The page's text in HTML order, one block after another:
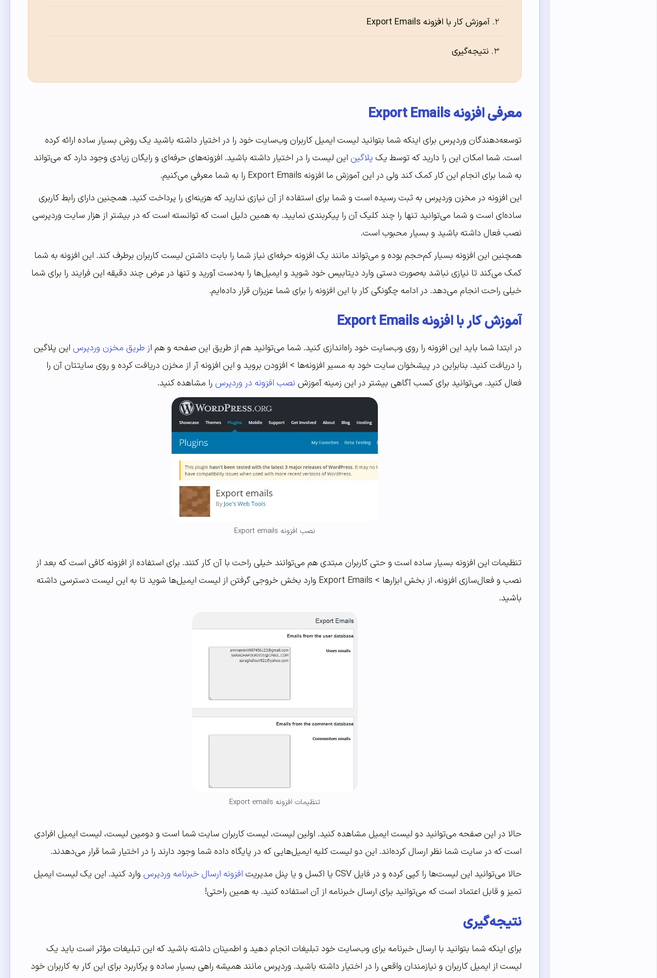
آموزش کار با افزونه Export Emails
نتیجه‌گیری
معرفی افزونه Export Emails
توسعه‌دهندگان وردپرس برای اینکه شما بتوانید لیست ایمیل کاربران وب‌سایت خود را در اختیار داشته باشید یک روش بسیار ساده ارائه کرده
است. شما امکان این را دارید که توسط یک پلاگین این لیست را در اختیار داشته باشید. افزونه‌های حرفه‌ای و رایگان زیادی وجود دارد که می‌تواند
به شما برای انجام این کار کمک کند ولی در این آموزش ما افزونه Export Emails را به شما معرفی می‌کنیم.
این افزونه در مخزن وردپرس به ثبت رسیده است و شما برای استفاده از آن نیازی ندارید که هزینه‌ای را پرداخت کنید. همچنین دارای رابط کاربری
ساده‌ای است و شما می‌توانید تنها را چند کلیک آن را پیکربندی نمایید. به همین دلیل است که توانسته است که در بیشتر از هزار سایت وردپرسی
نصب فعال داشته باشید و بسیار محبوب است.
همچنین این افزونه بسیار کم‌حجم بوده و می‌تواند مانند یک افزونه حرفه‌ای نیاز شما را بابت داشتن لیست کاربران برطرف کند. این افزونه به شما
کمک می‌کند تا نیازی نباشد به‌صورت دستی وارد دیتابیس خود شوید و ایمیل‌ها را به‌دست آورید و تنها در عرض چند دقیقه این فرایند را برای شما
خیلی راحت انجام می‌دهد. در ادامه چگونگی کار با این افزونه را برای شما عزیزان قرار داده‌ایم.
آموزش کار با افزونه Export Emails
در ابتدا شما باید این افزونه را روی وب‌سایت خود راه‌اندازی کنید. شما می‌توانید هم از طریق این صفحه و هم از طریق مخزن وردپرس این پلاگین
را دریافت کنید. بنابراین در پیشخوان سایت خود به مسیر افزونه‌ها > افزودن بروید و این افزونه آر از مخزن دریافت کرده و روی سایتتان آن را
فعال کنید. می‌توانید برای کسب آگاهی بیشتر در این زمینه آموزش نصب افزونه در وردپرس را مشاهده کنید.
نصب افزونه Export emails
تنظیمات این افزونه بسیار ساده است و حتی کاربران مبتدی هم می‌توانند خیلی راحت با آن کار کنند. برای استفاده از افزونه کافی است که بعد از
نصب و فعال‌سازی افزونه، از بخش ابزارها > Export Emails وارد بخش خروجی گرفتن از لیست ایمیل‌ها شوید تا به این لیست دسترسی داشته
باشید.
تنظیمات افزونه Export emails
حالا در این صفحه می‌توانید دو لیست ایمیل مشاهده کنید. اولین لیست، لیست کاربران سایت شما است و دومین لیست، لیست ایمیل افرادی
است که در سایت شما نظر ارسال کرده‌اند. این دو لیست کلیه ایمیل‌هایی که در پایگاه داده شما وجود دارند را در اختیار شما قرار می‌دهدند.
حالا می‌توانید این لیست‌ها را کپی کرده و در فایل CSV یا اکسل و یا پنل مدیریت
افزونه ارسال خبرنامه وردپرس وارد کنید. این یک لیست ایمیل
تمیز و قابل اعتماد است که می‌توانید برای ارسال خبرنامه از آن استفاده کنید. به همین راحتی!
نتیجه‌گیری
برای اینکه شما بتوانید با ارسال خبرنامه برای وب‌سایت خود تبلیغات انجام دهید و اطمینان داشته باشید که این تبلیغات مؤثر است باید یک
لیست از ایمیل کاربران و نیازمندان واقعی را در اختیار داشته باشید. وردپرس مانند همیشه راهی بسیار ساده و پرکاربرد برای این کار به کاربران خود